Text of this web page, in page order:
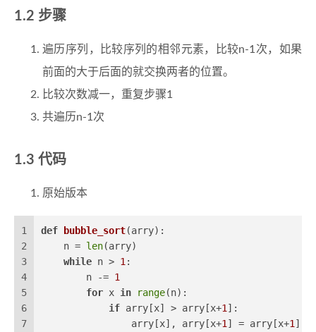
步骤
遍历序列，比较序列的相邻元素，比较n-1次，如果
前面的大于后面的就交换两者的位置。
比较次数减一，重复步骤1
共遍历n-1次
代码
原始版本
1
2
3
4
5
6
7
def bubble_sort(arry):
    n =
len(arry)
while n > 1 :
        n -=
1
for x in range(n):
if arry[x] > arry[x+1 ]:
                arry[x], arry[x+
1 ] = arry[x+1 ],